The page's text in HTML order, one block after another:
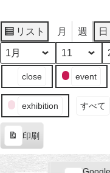
に
舞
い
降
た
奇
跡！
伊
藤
リスト
表
示
月 週 日
月
日
年
ン
の
テ
close event
exhibition すべて
印刷
示